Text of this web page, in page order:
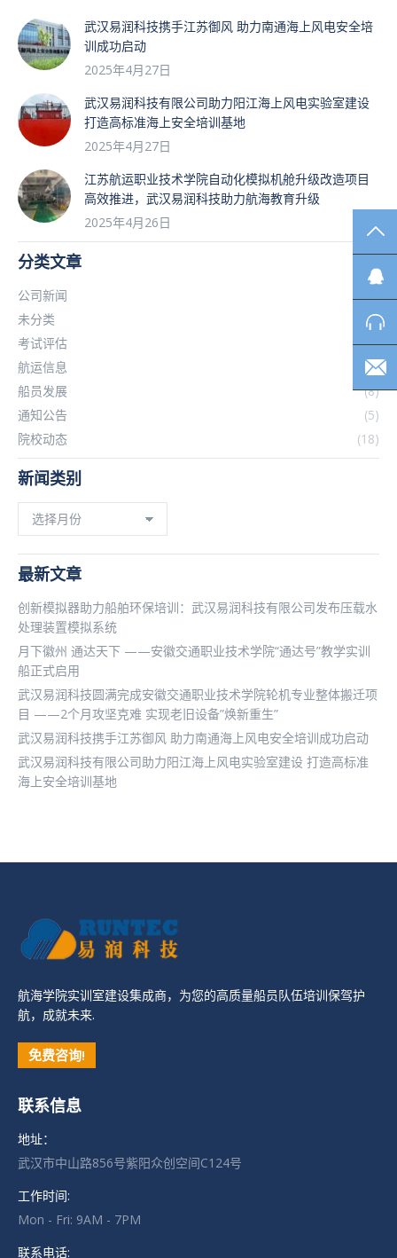
武汉易润科技携手江苏御风 助力南通海上风电安全培
训成功启动
2025年4月27日
武汉易润科技有限公司助力阳江海上风电实验室建设
打造高标准海上安全培训基地
2025年4月27日
江苏航运职业技术学院自动化模拟机舱升级改造项目
高效推进，武汉易润科技助力航海教育升级
2025年4月26日
分类文章
公司新闻
(13)
未分类
(1)
考试评估
(2)
航运信息
(6)
船员发展
(8)
通知公告
(5)
院校动态
(18)
新闻类别
类
别
最新文章
创新模拟器助力船舶环保培训：武汉易润科技有限公司发布压载水
处理装置模拟系统
月下徽州 通达天下 ——安徽交通职业技术学院“通达号”教学实训
船正式启用
武汉易润科技圆满完成安徽交通职业技术学院轮机专业整体搬迁项
目 ——2个月攻坚克难 实现老旧设备”焕新重生”
武汉易润科技携手江苏御风 助力南通海上风电安全培训成功启动
武汉易润科技有限公司助力阳江海上风电实验室建设 打造高标准
海上安全培训基地
航海学院实训室建设集成商，为您的高质量船员队伍培训保驾护
航，成就未来.
免费咨询!
联系信息
地址：
武汉市中山路856号紫阳众创空间C124号
工作时间:
Mon - Fri: 9AM - 7PM
联系电话: